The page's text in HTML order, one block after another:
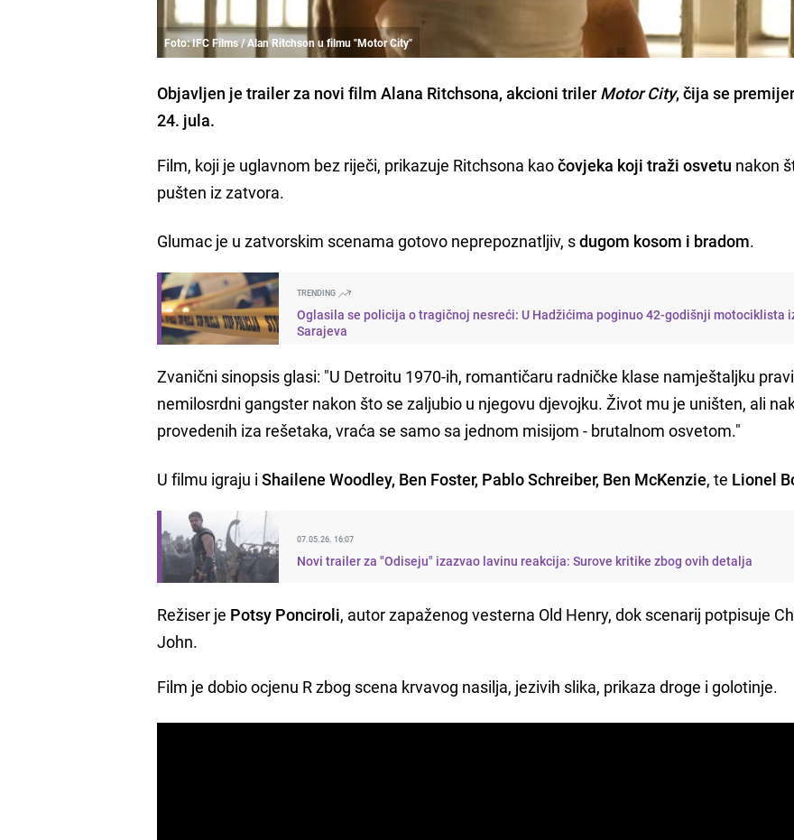
Foto: IFC Films / Alan Ritchson u filmu "Motor City"
Objavljen je trailer za novi film Alana Ritchsona, akcioni triler Motor City, čija se
24. jula.
Film, koji je uglavnom bez riječi, prikazuje Ritchsona kaočovjeka koji traži osvetu nakon
pušten iz zatvora.
Glumac je u zatvorskim scenama gotovo neprepoznatljiv, sdugom kosom i bradom.
TRENDING
Oglasila se policija o tragičnoj nesreći: U Hadžićima poginuo 42-godišnji motociklista
Sarajeva
Zvanični sinopsis glasi: "U Detroitu 1970-ih, romantičaru radničke klase namještaljku pravi
nemilosrdni gangster nakon što se zaljubio u njegovu djevojku. Život mu je uništen, ali
provedenih iza rešetaka, vraća se samo sa jednom misijom - brutalnom osvetom."
U filmu igraju iShailene Woodley, Ben Foster, Pablo Schreiber, Ben McKenzie, te Lionel
07.05.26. 16:07
Novi trailer za "Odiseju" izazvao lavinu reakcija: Surove kritike zbog ovih detalja
Režiser je Potsy Ponciroli, autor zapaženog vesterna Old Henry, dok scenarij potpisuje
John.
Film je dobio ocjenu R zbog scena krvavog nasilja, jezivih slika, prikaza droge i golotinje.